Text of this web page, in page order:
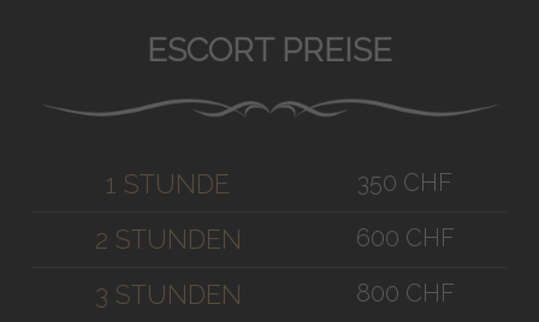
ESCORT PREISE
1 STUNDE 350 CHF
2 STUNDEN 600 CHF
3 STUNDEN 800 CHF